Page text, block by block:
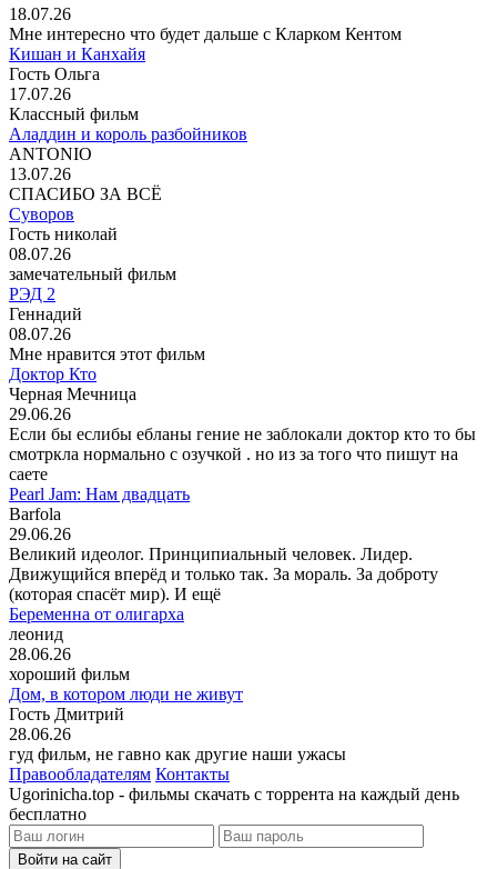
18.07.26
Мне интересно что будет дальше с Кларком Кентом
Кишан и Канхайя
Гость Ольга
17.07.26
Классный фильм
Аладдин и король разбойников
ANTONIO
13.07.26
СПАСИБО ЗА ВСЁ
Суворов
Гость николай
08.07.26
замечательный фильм
РЭД 2
Геннадий
08.07.26
Мне нравится этот фильм
Доктор Кто
Черная Мечница
29.06.26
Если бы еслибы ебланы гение не заблокали доктор кто то бы
смотркла нормально с озучкой . но из за того что пишут на
саете
Pearl Jam: Нам двадцать
Barfola
29.06.26
Великий идеолог. Принципиальный человек. Лидер.
Движущийся вперёд и только так. За мораль. За доброту
(которая спасёт мир). И ещё
Беременна от олигарха
леонид
28.06.26
хороший фильм
Дом, в котором люди не живут
Гость Дмитрий
28.06.26
гуд фильм, не гавно как другие наши ужасы
Правообладателям Контакты
Ugorinicha.top - фильмы скачать с торрента на каждый день
бесплатно
Войти на сайт